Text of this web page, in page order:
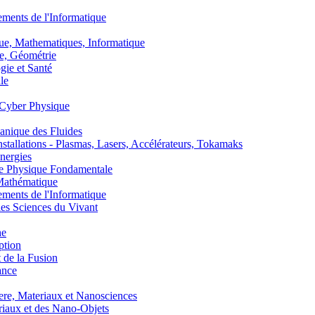
de l'Informatique
Mathematiques, Informatique
Géométrie
et Santé
Physique
des Fluides
- Plasmas, Lasers, Accélérateurs, Tokamaks
Fondamentale
de l'Informatique
Sciences du Vivant
de la Fusion
Materiaux et Nanosciences
et des Nano-Objets